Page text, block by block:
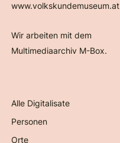
www.volkskundemuseum.at
Wir arbeiten mit dem
Multimediaarchiv M-Box.
Alle Digitalisate
Personen
Orte